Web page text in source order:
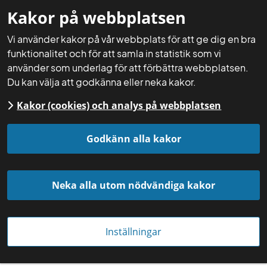
Kakor på webbplatsen
Vi använder kakor på vår webbplats för att ge dig en bra
funktionalitet och för att samla in statistik som vi
använder som underlag för att förbättra webbplatsen.
Du kan välja att godkänna eller neka kakor.
Kakor (cookies) och analys på webbplatsen
Godkänn alla kakor
Neka alla utom nödvändiga kakor
Inställningar
Mina sidor
Startsida Aktuellt Nyheter